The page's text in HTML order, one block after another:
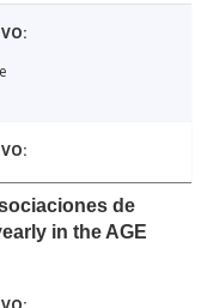
de
in the AGE